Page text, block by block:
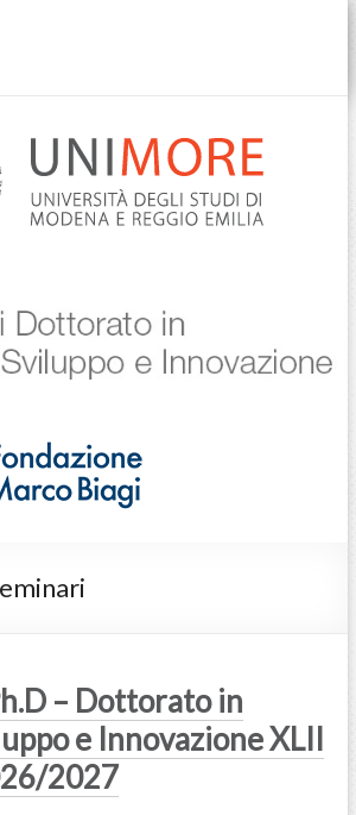
di dottorato in
Sviluppo
– Dottorato in
e Innovazione XLII
2027